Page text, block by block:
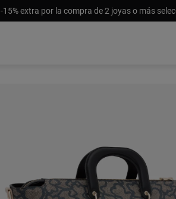
-15% extra por la compra de 2 joyas o más